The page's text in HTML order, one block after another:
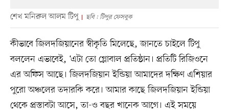
শেখ মনিরুল আলম টিপু ছবি : টিপুর ফেসবুক
কীভাবে জিলদজিয়ানের স্বীকৃতি মিলেছে, জানতে চাইলে টিপু
বললেন এভাবেই, ‘এটা তো গ্লোবাল প্রতিষ্ঠান। প্রতিটি রিজিওনে
এর অফিস আছে। জিলদজিয়ান ইন্ডিয়া আমাদের দক্ষিণ এশিয়ার
পুরো অঞ্চলের তদারকি করে। আমার কাছে জিলদজিয়ান ইন্ডিয়া
থেকে প্রস্তাবটা আসে, তা-ও বছর খানেক আগে। এই সময়ে